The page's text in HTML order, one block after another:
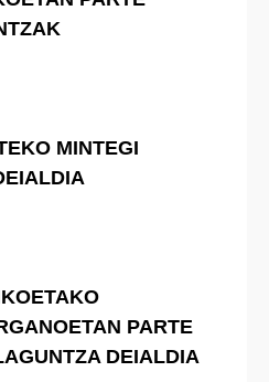
MINTEGI
PARTE
DEIALDIA